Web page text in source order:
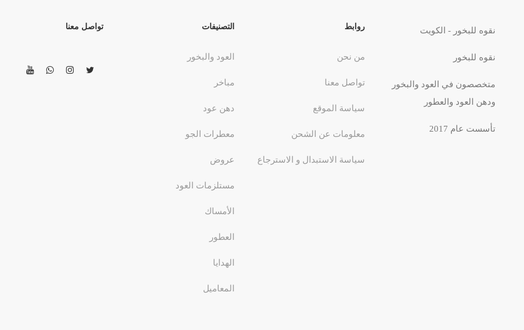
نقوه للبخور - الكويت
نقوه للبخور
متخصصون في العود والبخور
ودهن العود والعطور
تأسست عام 2017
روابط
من نحن
تواصل معنا
سياسة الموقع
معلومات عن الشحن
سياسة الاستبدال و الاسترجاع
التصنيفات
العود والبخور
مباخر
دهن عود
معطرات الجو
عروض
مستلزمات العود
الأمساك
العطور
الهدايا
المعاميل
تواصل معنا